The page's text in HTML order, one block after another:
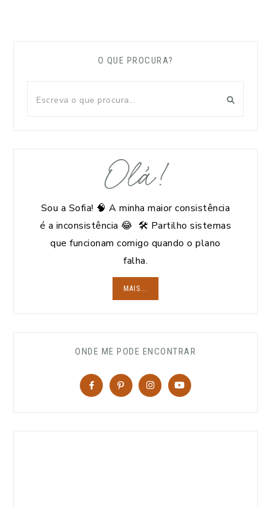
O QUE PROCURA?
Olá!
Sou a Sofia! 🧠 A minha maior consistência
é a inconsistência 😂 🛠️ Partilho sistemas
que funcionam comigo quando o plano
falha.
MAIS...
ONDE ME PODE ENCONTRAR